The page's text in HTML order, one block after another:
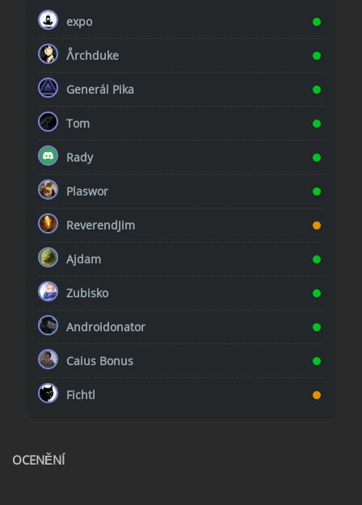
expo
ᐰrchduke
Generál Pika
Tom
Rady
Plaswor
ReverendJim
Ajdam
Zubisko
Androidonator
Caius Bonus
Fichtl
OCENĚNÍ